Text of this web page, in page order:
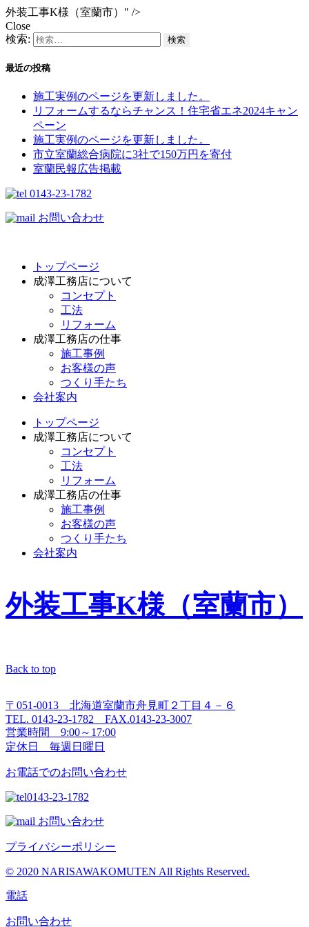
外装工事K様（室蘭市）" />
Close
検索:
最近の投稿
施工実例のページを更新しました。
リフォームするならチャンス！住宅省エネ2024キャン
ペーン​
施工実例のページを更新しました。
市立室蘭総合病院に3社で150万円を寄付
室蘭民報広告掲載
0143-23-1782
お問い合わせ
トップページ
成澤工務店について
コンセプト
工法
リフォーム
成澤工務店の仕事
施工事例
お客様の声
つくり手たち
会社案内
トップページ
成澤工務店について
コンセプト
工法
リフォーム
成澤工務店の仕事
施工事例
お客様の声
つくり手たち
会社案内
外装工事K様（室蘭市）
Back to top
〒051-0013 北海道室蘭市舟見町２丁目４－６
TEL. 0143-23-1782 FAX.0143-23-3007
営業時間 9:00～17:00
定休日 毎週日曜日
お電話でのお問い合わせ
0143-23-1782
お問い合わせ
プライバシーポリシー
© 2020 NARISAWAKOMUTEN All Rights Reserved.
電話
お問い合わせ